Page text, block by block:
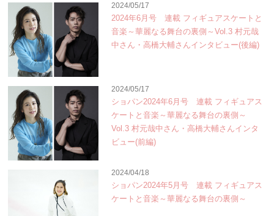
2024/05/17
2024年6月号 連載 フィギュアスケートと
音楽～華麗なる舞台の裏側～Vol.3 村元哉
中さん・高橋大輔さんインタビュー(後編)
2024/05/17
ショパン2024年6月号 連載 フィギュアス
ケートと音楽～華麗なる舞台の裏側～
Vol.3 村元哉中さん・高橋大輔さんインタ
ビュー(前編)
2024/04/18
ショパン2024年5月号 連載 フィギュアス
ケートと音楽～華麗なる舞台の裏側～